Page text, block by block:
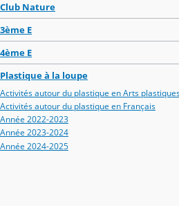
Club Nature
3ème E
4ème E
Plastique à la loupe
Activités autour du plastique en Arts
Activités autour du plastique en Français
Année 2022-2023
Année 2023-2024
Année 2024-2025